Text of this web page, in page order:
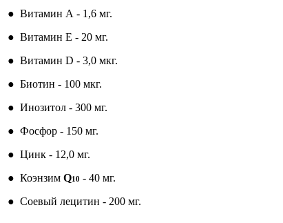
● Витамин А - 1,6 мг.
● Витамин Е - 20 мг.
● Витамин D - 3,0 мкг.
● Биотин - 100 мкг.
● Инозитол - 300 мг.
● Фосфор - 150 мг.
● Цинк - 12,0 мг.
● Коэнзим Q10 - 40 мг.
● Соевый лецитин - 200 мг.